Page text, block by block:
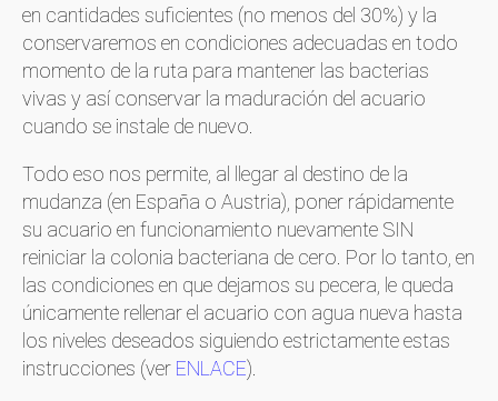
en cantidades suficientes (no menos del 30%) y la
conservaremos en condiciones adecuadas en todo
momento de la ruta para mantener las bacterias
vivas y así conservar la maduración del acuario
cuando se instale de nuevo.
Todo eso nos permite, al llegar al destino de la
mudanza (en España o Austria), poner rápidamente
su acuario en funcionamiento nuevamente SIN
reiniciar la colonia bacteriana de cero. Por lo tanto, en
las condiciones en que dejamos su pecera, le queda
únicamente rellenar el acuario con agua nueva hasta
los niveles deseados siguiendo estrictamente estas
instrucciones (ver ENLACE).